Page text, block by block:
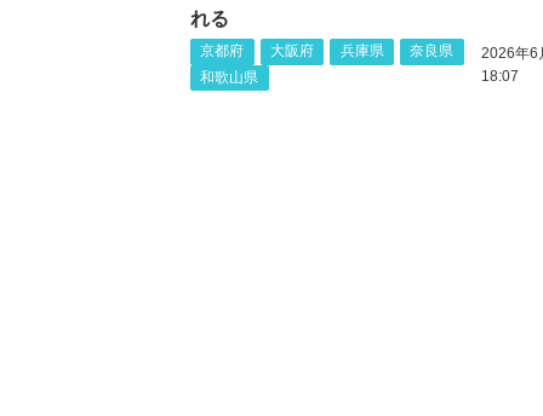
れる
京都府 大阪府 兵庫県
奈良県
和歌山県
2026年6
18:07